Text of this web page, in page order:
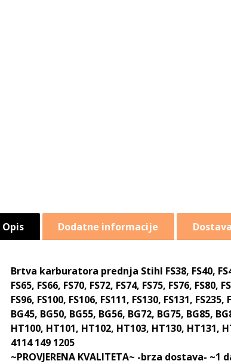
Opis Dodatne informacije Dostava
Brtva karburatora prednja Stihl FS38, FS40,
FS65, FS66, FS70, FS72, FS74, FS75, FS76, FS80,
FS96, FS100, FS106, FS111, FS130, FS131, FS235,
BG45, BG50, BG55, BG56, BG72, BG75, BG85,
HT100, HT101, HT102, HT103, HT130, HT131,
4114 149 1205
~PROVJERENA KVALITETA~ -brza dostava- ~1